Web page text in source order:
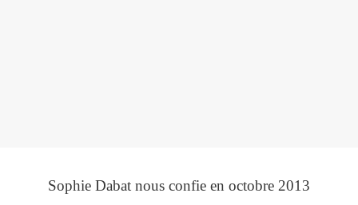
Sophie Dabat nous confie en octobre 2013